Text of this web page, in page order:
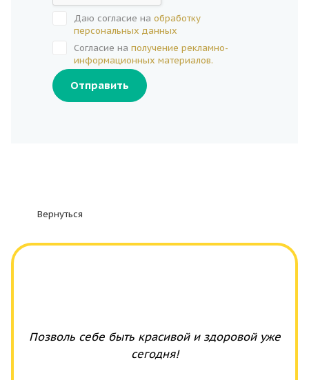
Даю согласие на обработку
персональных данных
Согласие на получение рекламно-
информационных материалов.
Отправить
Вернуться
Позволь себе быть красивой и здоровой уже
сегодня!